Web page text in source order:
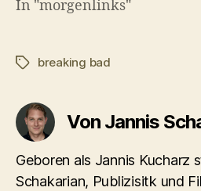
In "morgenlinks"
Schlagwörter
breaking bad
Von Jannis
Geboren als Jannis Kucharz
Schakarian, Publizisitk und